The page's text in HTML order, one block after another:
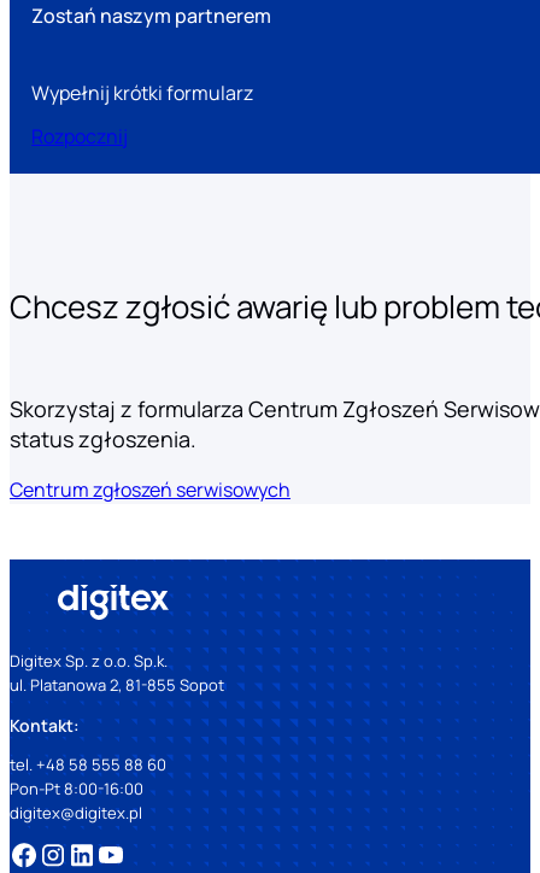
Zostań naszym partnerem
Wypełnij krótki formularz
Rozpocznij
Chcesz zgłosić awarię lub problem
Skorzystaj z formularza Centrum Zgłoszeń
status zgłoszenia.
Centrum zgłoszeń serwisowych
Digitex Sp. z o.o. Sp.k.
ul. Platanowa 2, 81-855 Sopot
Kontakt:
tel. +48 58 555 88 60
Pon-Pt 8:00-16:00
digitex@digitex.pl